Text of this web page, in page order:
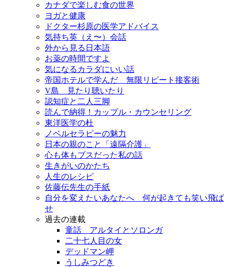
カナダで楽しむ食の世界
ヨガと健康
ドクター杉原の医学アドバイス
気持ち英（え〜）会話
外から見る日本語
お薬の時間ですよ
気になるカラダにいい話
帝国ホテルで学んだ 無限リピート接客術
V島 見たり聴いたり
認知症と二人三脚
読んで納得！カップル・カウンセリング
東洋医学の杜
ノベルセラピーの魅力
日本の親のこと「遠隔介護」
心も体もブスだった私の話
生きがいのかたち
人生のレシピ
佐藤伝先生の手紙
自分を変えたいあなたへ 何が起きても笑い飛ば
せ
過去の連載
童話 アルタイとソロンガ
二十七人目の女
デッドマン岬
うしみつどき